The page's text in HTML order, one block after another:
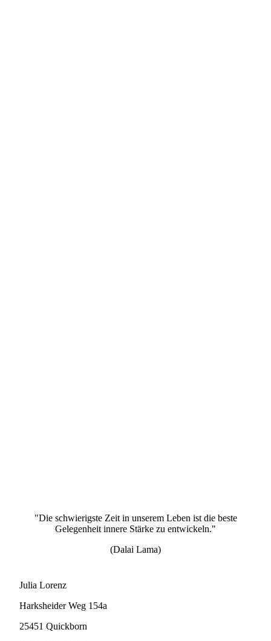
"Die schwierigste Zeit in unserem Leben ist die beste
Gelegenheit innere Stärke zu entwickeln."
(Dalai Lama)
Julia Lorenz
Harksheider Weg 154a
25451 Quickborn